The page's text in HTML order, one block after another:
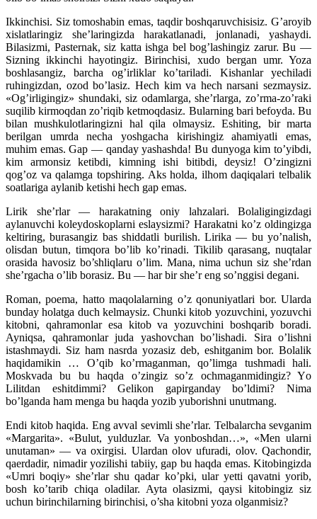
Ikkinchisi. Siz tomoshabin emas, taqdir boshqaruvchisisiz. G’aroyib
xislatlaringiz she’laringizda harakatlanadi, jonlanadi, yashaydi.
Bilasizmi, Pasternak, siz katta ishga bel bog’lashingiz zarur. Bu —
Sizning ikkinchi hayotingiz. Birinchisi, xudo bergan umr. Yoza
boshlasangiz, barcha og’irliklar ko’tariladi. Kishanlar yechiladi
ruhingizdan, ozod bo’lasiz. Hech kim va hech narsani sezmaysiz.
«Og’irligingiz» shundaki, siz odamlarga, she’rlarga, zo’rma-zo’raki
suqilib kirmoqdan zo’riqib ketmoqdasiz. Bularning bari befoyda. Bu
bilan mushkulotlaringizni hal qila olmaysiz. Eshiting, bir marta
berilgan umrda necha yoshgacha kirishingiz ahamiyatli emas,
muhim emas. Gap — qanday yashashda! Bu dunyoga kim to’yibdi,
kim armonsiz ketibdi, kimning ishi bitibdi, deysiz! O’zingizni
qog’oz va qalamga topshiring. Aks holda, ilhom daqiqalari telbalik
soatlariga aylanib ketishi hech gap emas.
Lirik she’rlar — harakatning oniy lahzalari. Bolaligingizdagi
aylanuvchi koleydoskoplarni eslaysizmi? Harakatni ko’z oldingizga
keltiring, burasangiz bas shiddatli burilish. Lirika — bu yo’nalish,
olisdan butun, timqora bo’lib ko’rinadi. Tikilib qarasang, nuqtalar
orasida havosiz bo’shliqlaru o’lim. Mana, nima uchun siz she’rdan
she’rgacha o’lib borasiz. Bu — har bir she’r eng so’nggisi degani.
Roman, poema, hatto maqolalarning o’z qonuniyatlari bor. Ularda
bunday holatga duch kelmaysiz. Chunki kitob yozuvchini, yozuvchi
kitobni, qahramonlar esa kitob va yozuvchini boshqarib boradi.
Ayniqsa, qahramonlar juda yashovchan bo’lishadi. Sira o’lishni
istashmaydi. Siz ham nasrda yozasiz deb, eshitganim bor. Bolalik
haqidamikin … O’qib ko’rmaganman, qo’limga tushmadi hali.
Moskvada bu bu haqda o’zingiz so’z ochmaganmidingiz? Yо
Lilitdan eshitdimmi? Gelikon gapirganday bo’ldimi? Nima
bo’lganda ham menga bu haqda yozib yuborishni unutmang.
Endi kitob haqida. Eng avval sevimli she’rlar. Telbalarcha sevganim
«Margarita». «Bulut, yulduzlar. Va yonboshdan…», «Men ularni
unutaman» — va oxirgisi. Ulardan olov ufuradi, olov. Qachondir,
qaerdadir, nimadir yozilishi tabiiy, gap bu haqda emas. Kitobingizda
«Umri boqiy» she’rlar shu qadar ko’pki, ular yetti qavatni yorib,
bosh ko’tarib chiqa oladilar. Ayta olasizmi, qaysi kitobingiz siz
uchun birinchilarning birinchisi, o’sha kitobni yoza olganmisiz?